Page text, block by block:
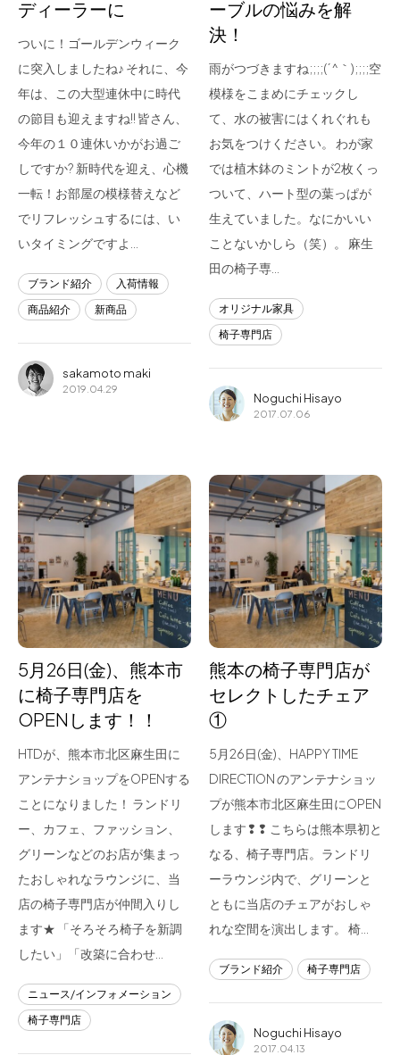
ディーラーに
ついに！ゴールデンウィーク
に突入しましたね♪ それに、今
年は、この大型連休中に時代
の節目も迎えますね!! 皆さん、
今年の１０連休いかがお過ご
しですか? 新時代を迎え、心機
一転！お部屋の模様替えなど
でリフレッシュするには、い
いタイミングですよ…
ブランド紹介
入荷情報
商品紹介
新商品
sakamoto maki
2019.04.29
ーブルの悩みを解
決！
雨がつづきますね;;;;(´^｀);;;;空
模様をこまめにチェックし
て、水の被害にはくれぐれも
お気をつけください。 わが家
では植木鉢のミントが2枚くっ
ついて、ハート型の葉っぱが
生えていました。なにかいい
ことないかしら（笑）。 麻生
田の椅子専…
オリジナル家具
椅子専門店
Noguchi Hisayo
2017.07.06
5月26日(金)、熊本市
に椅子専門店を
OPENします！！
HTDが、熊本市北区麻生田に
アンテナショップをOPENする
ことになりました！ ランドリ
ー、カフェ、ファッション、
グリーンなどのお店が集まっ
たおしゃれなラウンジに、当
店の椅子専門店が仲間入りし
ます★ 「そろそろ椅子を新調
したい」「改築に合わせ…
ニュース/インフォメーション
椅子専門店
熊本の椅子専門店が
セレクトしたチェア
①
5月26日(金)、HAPPY TIME
DIRECTION のアンテナショッ
プが熊本市北区麻生田にOPEN
します❢❢ こちらは熊本県初と
なる、椅子専門店。ランドリ
ーラウンジ内で、グリーンと
ともに当店のチェアがおしゃ
れな空間を演出します。 椅…
ブランド紹介 椅子専門店
Noguchi Hisayo
2017.04.13